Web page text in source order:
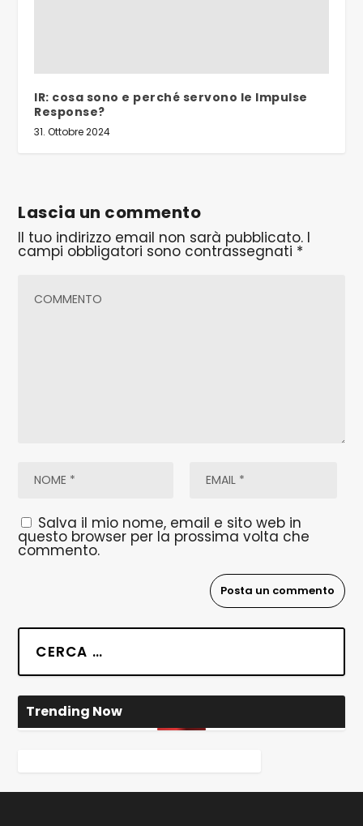
IR: cosa sono e perché servono le Impulse
Response?
31. Ottobre 2024
Lascia un commento
Il tuo indirizzo email non sarà pubblicato. I
campi obbligatori sono contrassegnati *
Salva il mio nome, email e sito web in
questo browser per la prossima volta che
commento.
Trending Now